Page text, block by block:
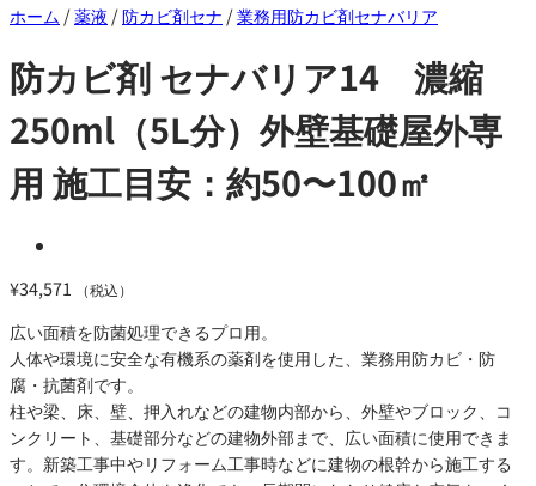
ホーム /薬液 /防カビ剤セナ /業務用防カビ剤セナバリア
防カビ剤 セナバリア14 濃縮
250ml（5L分）外壁基礎屋外専
用 施工目安：約50〜100㎡
¥34,571 （税込）
広い面積を防菌処理できるプロ用。
人体や環境に安全な有機系の薬剤を使用した、業務用防カビ・防
腐・抗菌剤です。
柱や梁、床、壁、押入れなどの建物内部から、外壁やブロック、コ
ンクリート、基礎部分などの建物外部まで、広い面積に使用できま
す。新築工事中やリフォーム工事時などに建物の根幹から施工する